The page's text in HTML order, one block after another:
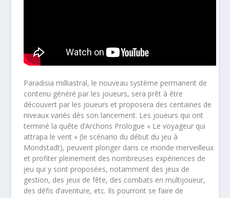
Paradisia milliastral, le nouveau système permanent de
contenu généré par les joueurs, sera prêt à être
découvert par les joueurs et proposera des centaines de
niveaux variés dès son lancement. Les joueurs qui ont
terminé la quête d’Archons Prologue « Le voyageur qui
attrapa le vent » (le scénario du début du jeu à
Mondstadt), peuvent plonger dans ce monde merveilleux
et profiter pleinement des nombreuses expériences de
jeu qui y sont proposées, notamment des jeux de
gestion, des jeux de fête, des combats en multijoueur,
des défis d’aventure, etc. Ils pourront se faire de